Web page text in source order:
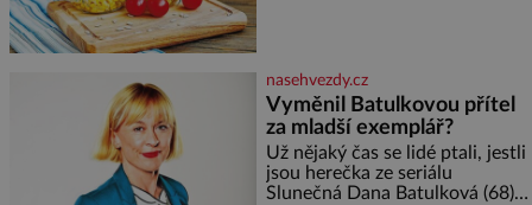
potřebujete: ✿ 1/4 ledového
nebo jiného salátu (římský salát,
polníček…) ✿ 1 malá konzerva
kukuřice ✿ ½ okurky ✿ 2
rajčata Zálivka: ✿ 4 lžíce
olivového oleje ✿ 1 lžíci
citronové šťávy ✿ ½ stroužku
nasehvezdy.cz
Vyměnil Batulkovou přítel
za mladší exemplář?
Už nějaký čas se lidé ptali, jestli
jsou herečka ze seriálu
Slunečná Dana Batulková (68) a